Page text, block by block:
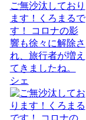
ご無沙汰しており
ます！くろまるで
す！ コロナの影
響も徐々に解除さ
れ、旅行者が増え
てきましたね。
シェ